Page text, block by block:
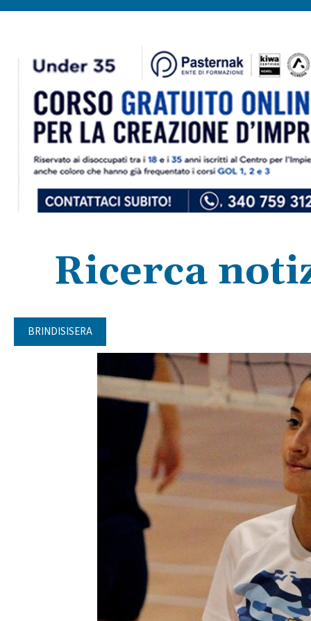
Ricerca
BRINDISISERA